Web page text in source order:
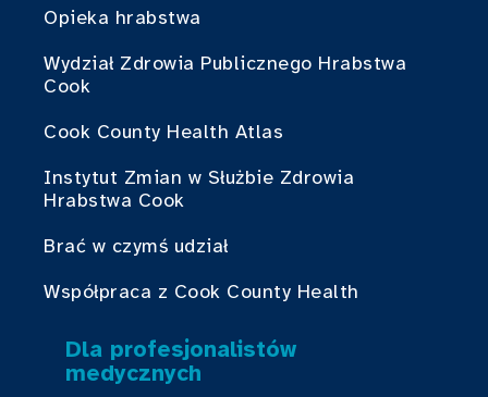
Opieka hrabstwa
Wydział Zdrowia Publicznego Hrabstwa
Cook
Cook County Health Atlas
Instytut Zmian w Służbie Zdrowia
Hrabstwa Cook
Brać w czymś udział
Współpraca z Cook County Health
Dla profesjonalistów
medycznych